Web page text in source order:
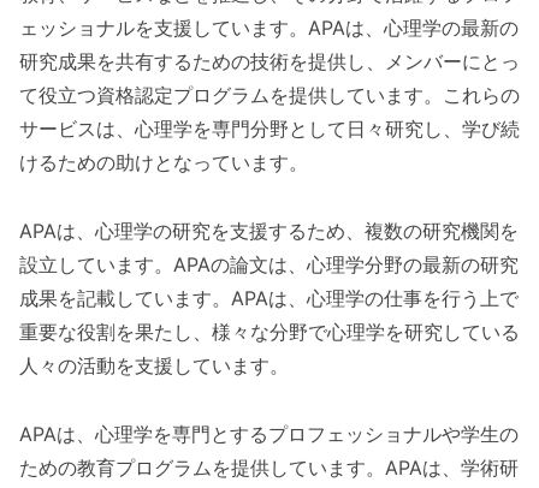
ェッショナルを支援しています。APAは、心理学の最新の
研究成果を共有するための技術を提供し、メンバーにとっ
て役立つ資格認定プログラムを提供しています。これらの
サービスは、心理学を専門分野として日々研究し、学び続
けるための助けとなっています。
APAは、心理学の研究を支援するため、複数の研究機関を
設立しています。APAの論文は、心理学分野の最新の研究
成果を記載しています。APAは、心理学の仕事を行う上で
重要な役割を果たし、様々な分野で心理学を研究している
人々の活動を支援しています。
APAは、心理学を専門とするプロフェッショナルや学生の
ための教育プログラムを提供しています。APAは、学術研